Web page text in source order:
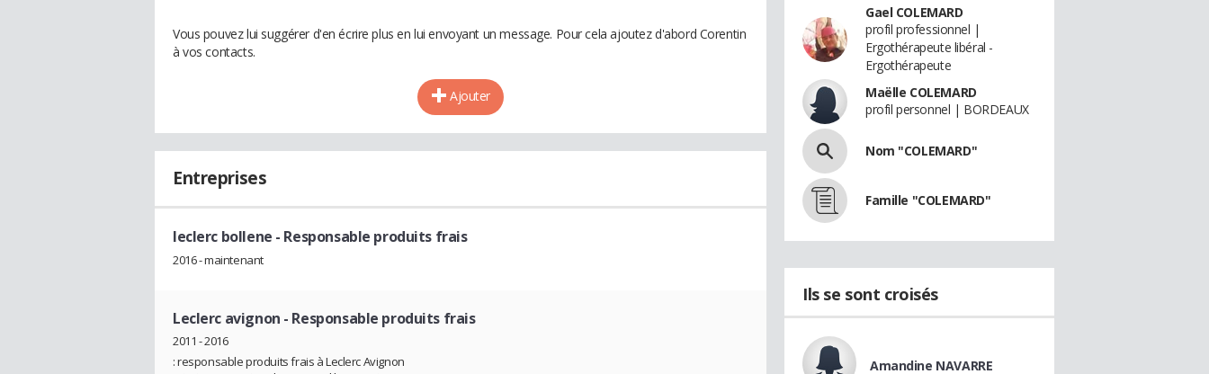
Vous pouvez lui suggérer d'en écrire plus en lui envoyant un message. Pour cela ajoutez d'abord Corentin
à vos contacts.
Ajouter
Entreprises
leclerc bollene - Responsable produits frais
2016 - maintenant
Leclerc avignon - Responsable produits frais
2011 - 2016
: responsable produits frais à Leclerc Avignon
Gael COLEMARD
profil professionnel |
Ergothérapeute libéral -
Ergothérapeute
Maëlle COLEMARD
profil personnel | BORDEAUX
Nom "COLEMARD"
Famille "COLEMARD"
Ils se sont croisés
Amandine NAVARRE